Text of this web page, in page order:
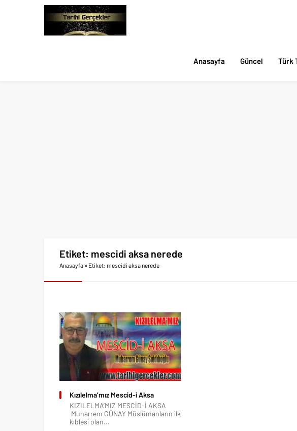
Anasayfa Güncel Türk
Etiket: mescidi aksa nerede
Anasayfa » Etiket: mescidi aksa nerede
Kızılelma’mız Mescid-i Aksa
KIZILELMA’MIZ MESCİD-İ AKSA
Muharrem GÜNAY Müslümanların ilk
kıblesi olan...